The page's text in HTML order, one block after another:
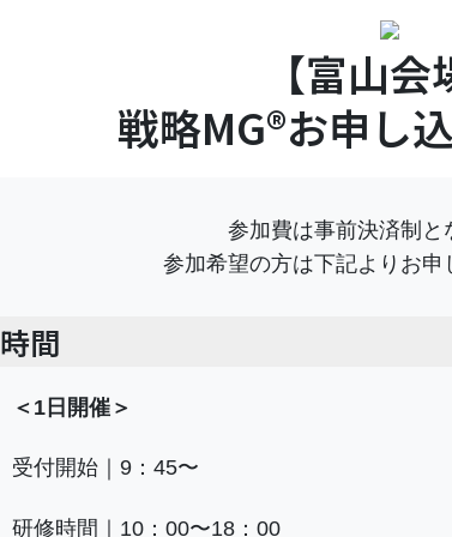
【富山会
戦略MG®️お申し
参加費は事前決済制と
参加希望の方は下記よりお申
時間
＜1日開催＞
受付開始｜9：45〜
研修時間｜10：00〜18：00